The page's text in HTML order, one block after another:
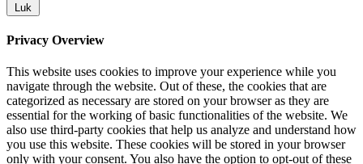
Luk
Privacy Overview
This website uses cookies to improve your experience while you
navigate through the website. Out of these, the cookies that are
categorized as necessary are stored on your browser as they are
essential for the working of basic functionalities of the website. We
also use third-party cookies that help us analyze and understand how
you use this website. These cookies will be stored in your browser
only with your consent. You also have the option to opt-out of these